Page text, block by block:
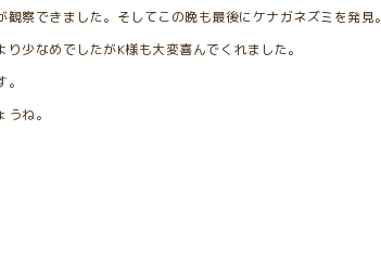
察できました。そしてこの晩も最後にケナガネズミを発見。
少なめでしたがK様も大変喜んでくれました。
ね。